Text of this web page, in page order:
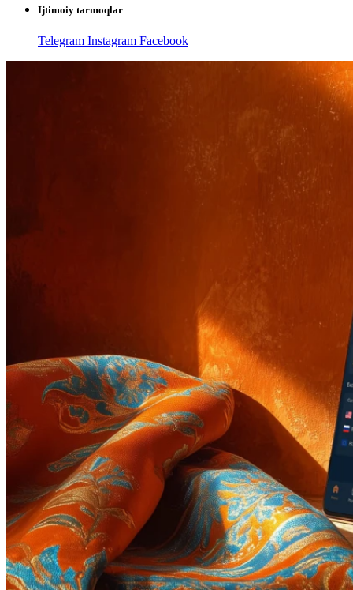
Ijtimoiy tarmoqlar
Telegram Instagram Facebook